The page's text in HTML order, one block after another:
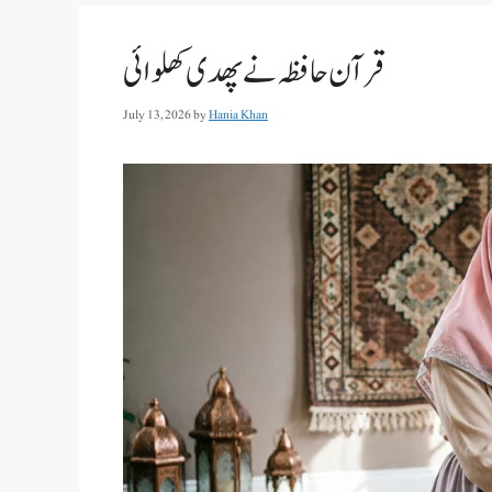
قرآن حافظہ نے پھدی کھلوائی
July 13, 2026byHania Khan